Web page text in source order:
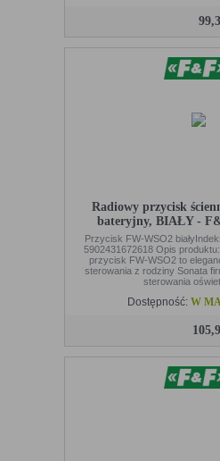
Radiowy przycisk
bateryjny, BIAŁY -
Przycisk FW-WSO2
5902431672618 Opis
przycisk FW-WSO2 to
sterowania z rodziny Sonata
sterowania
Dostępność: W